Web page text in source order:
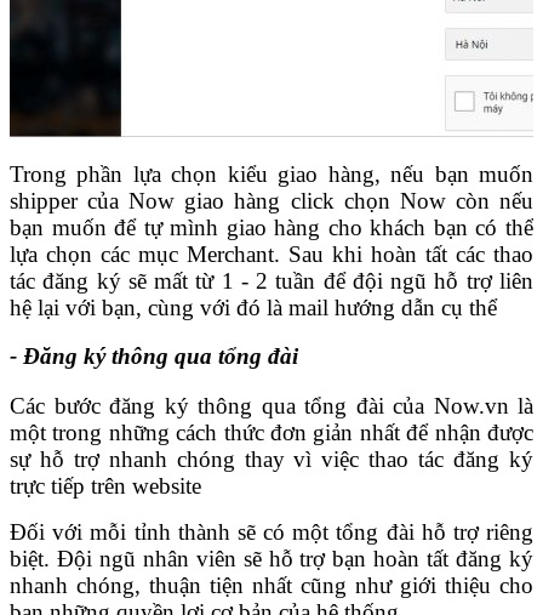
Trong phần lựa chọn kiểu giao hàng, nếu bạn muốn
shipper của Now giao hàng click chọn Now còn nếu
bạn muốn để tự mình giao hàng cho khách bạn có thể
lựa chọn các mục Merchant. Sau khi hoàn tất các thao
tác đăng ký sẽ mất từ 1 - 2 tuần để đội ngũ hỗ trợ liên
hệ lại với bạn, cùng với đó là mail hướng dẫn cụ thể
- Đăng ký thông qua tổng đài
Các bước đăng ký thông qua tổng đài của Now.vn là
một trong những cách thức đơn giản nhất để nhận được
sự hỗ trợ nhanh chóng thay vì việc thao tác đăng ký
trực tiếp trên website
Đối với mỗi tỉnh thành sẽ có một tổng đài hỗ trợ riêng
biệt. Đội ngũ nhân viên sẽ hỗ trợ bạn hoàn tất đăng ký
nhanh chóng, thuận tiện nhất cũng như giới thiệu cho